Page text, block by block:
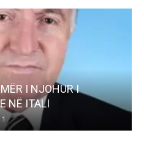
Rome- Shtator 2025
0